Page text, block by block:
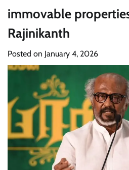
immovable
Rajinikanth
Posted on January 4, 2026